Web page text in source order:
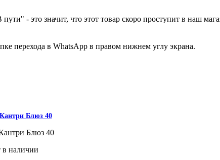
- это значит, что этот товар скоро проступит в наш
перехода в WhatsApp в правом нижнем углу экрана.
Блюз 40
Блюз 40
в наличии